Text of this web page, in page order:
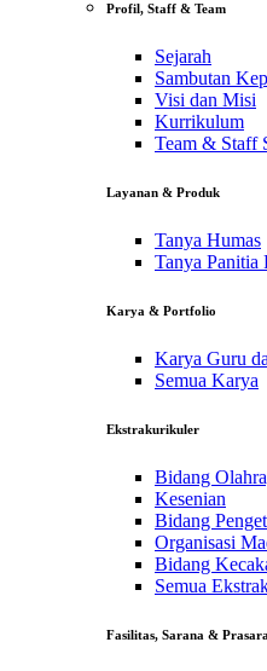
Profil, Staff & Team
Sejarah
Sambutan
Visi dan Misi
Kurrikulum
Team &
Layanan & Produk
Tanya Humas
Tanya Panitia
Karya & Portfolio
Karya Guru
Semua Karya
Ekstrakurikuler
Bidang
Kesenian
Bidang
Organisasi
Bidang
Semua
Fasilitas, Sarana &